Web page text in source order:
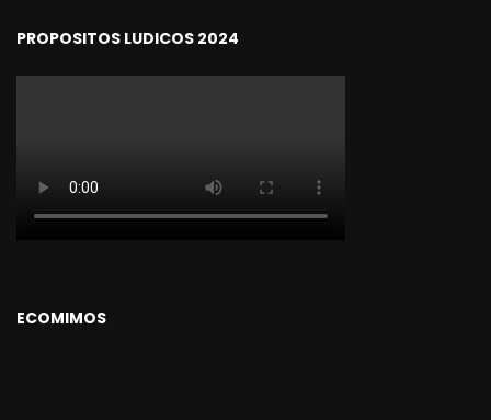
PROPOSITOS LUDICOS 2024
ECOMIMOS